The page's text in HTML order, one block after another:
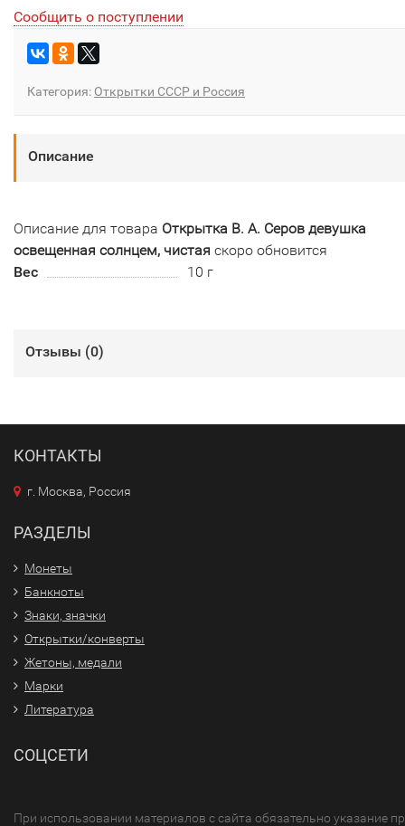
Сообщить о поступлении
Категория: Открытки СССР и Россия
Описание
Описание для товара Открытка В. А. Серов девушка
освещенная солнцем, чистая скоро обновится
Вес
10 г
Отзывы (0)
КОНТАКТЫ
г. Москва, Россия
РАЗДЕЛЫ
Монеты
Банкноты
Знаки, значки
Открытки/конверты
Жетоны, медали
Марки
Литература
СОЦСЕТИ
При использовании материалов с сайта обязательно указание